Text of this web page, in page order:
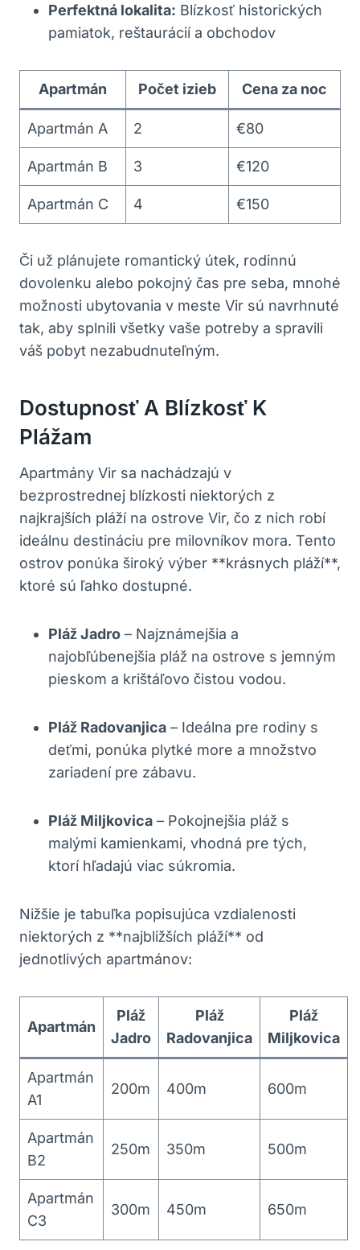
Perfektná lokalita: Blízkosť historických
pamiatok, reštaurácií a obchodov
Apartmán Počet izieb Cena za noc
Apartmán A 2 €80
Apartmán B 3 €120
Apartmán C 4 €150
Či už plánujete romantický útek, rodinnú
dovolenku alebo pokojný čas pre seba, mnohé
možnosti ubytovania v meste Vir sú navrhnuté
tak, aby splnili všetky vaše potreby a spravili
váš pobyt nezabudnuteľným.
Dostupnosť A Blízkosť K
Plážam
Apartmány Vir sa nachádzajú v
bezprostrednej blízkosti niektorých z
najkrajších pláží na ostrove Vir, čo z nich robí
ideálnu destináciu pre milovníkov mora. Tento
ostrov ponúka široký výber **krásnych pláží**,
ktoré sú ľahko dostupné.
Pláž Jadro – Najznámejšia a
najobľúbenejšia pláž na ostrove s jemným
pieskom a krištáľovo čistou vodou.
Pláž Radovanjica – Ideálna pre rodiny s
deťmi, ponúka plytké more a množstvo
zariadení pre zábavu.
Pláž Miljkovica – Pokojnejšia pláž s
malými kamienkami, vhodná pre tých,
ktorí hľadajú viac súkromia.
Nižšie je tabuľka popisujúca vzdialenosti
niektorých z **najbližších pláží** od
jednotlivých apartmánov:
Apartmán
Pláž
Jadro
Pláž
Radovanjica
Pláž
Miljkovica
Apartmán
A1
200m 400m 600m
Apartmán
B2
250m 350m 500m
Apartmán
C3
300m 450m 650m